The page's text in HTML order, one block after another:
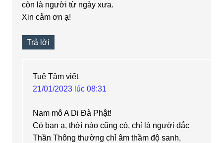
còn là người từ ngày xưa.
Xin cảm ơn ạ!
Trả lời
Tuệ Tâm viết
21/01/2023 lúc 08:31
Nam mô A Di Đà Phật!
Có bạn ạ, thời nào cũng có, chỉ là người đắc
Thần Thông thường chỉ âm thầm độ sanh,